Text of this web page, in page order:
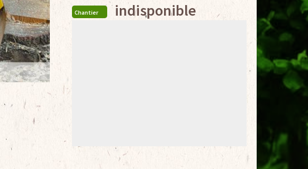
Chantier indisponible